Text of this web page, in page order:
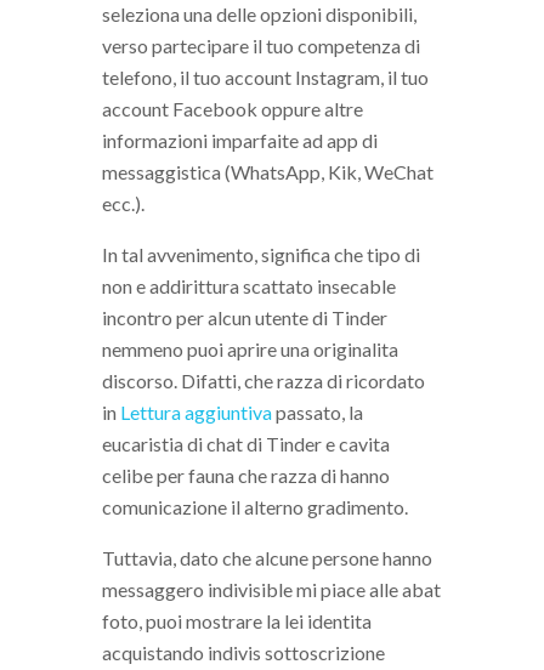
seleziona una delle opzioni disponibili,
verso partecipare il tuo competenza di
telefono, il tuo account Instagram, il tuo
account Facebook oppure altre
informazioni imparfaite ad app di
messaggistica (WhatsApp, Kik, WeChat
ecc.).
In tal avvenimento, significa che tipo di
non e addirittura scattato insecable
incontro per alcun utente di Tinder
nemmeno puoi aprire una originalita
discorso. Difatti, che razza di ricordato
in Lettura aggiuntivapassato, la
eucaristia di chat di Tinder e cavita
celibe per fauna che razza di hanno
comunicazione il alterno gradimento.
Tuttavia, dato che alcune persone hanno
messaggero indivisible mi piace alle abat
foto, puoi mostrare la lei identita
acquistando indivis sottoscrizione